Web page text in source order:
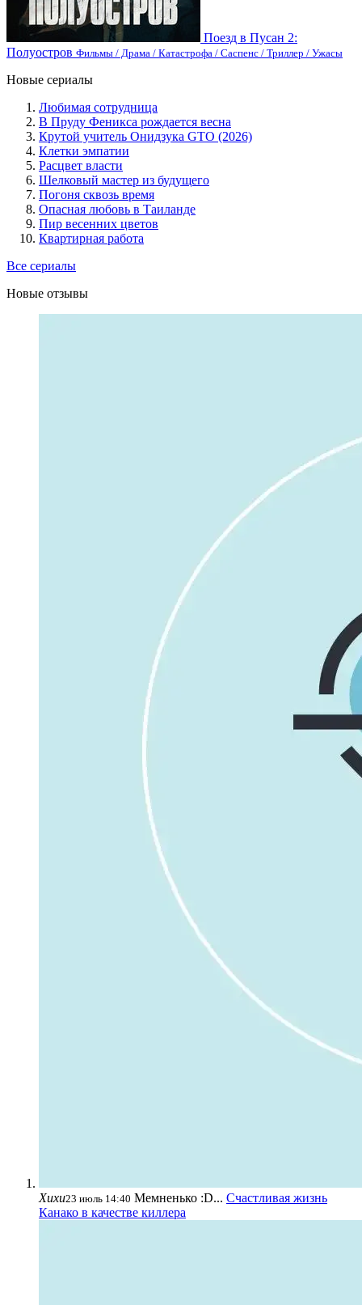
Поезд в Пусан 2:
Полуостров Фильмы / Драма / Катастрофа / Саспенс / Триллер / Ужасы
Новые сериалы
Любимая сотрудница
В Пруду Феникса рождается весна
Крутой учитель Онидзука GTO (2026)
Клетки эмпатии
Расцвет власти
Шелковый мастер из будущего
Погоня сквозь время
Опасная любовь в Таиланде
Пир весенних цветов
Квартирная работа
Все сериалы
Новые отзывы
Хихи23 июль 14:40 Мемненько :D... Счастливая жизнь
Канако в качестве киллера